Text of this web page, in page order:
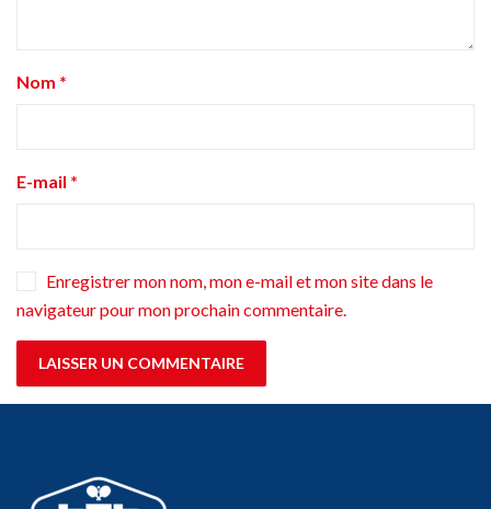
Nom *
E-mail *
Enregistrer mon nom, mon e-mail et mon site dans le
navigateur pour mon prochain commentaire.